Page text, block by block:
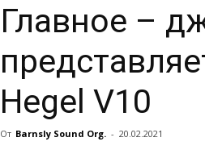
Главное –
Hegel V10
От Barnsly Sound Org. - 20.02.2021